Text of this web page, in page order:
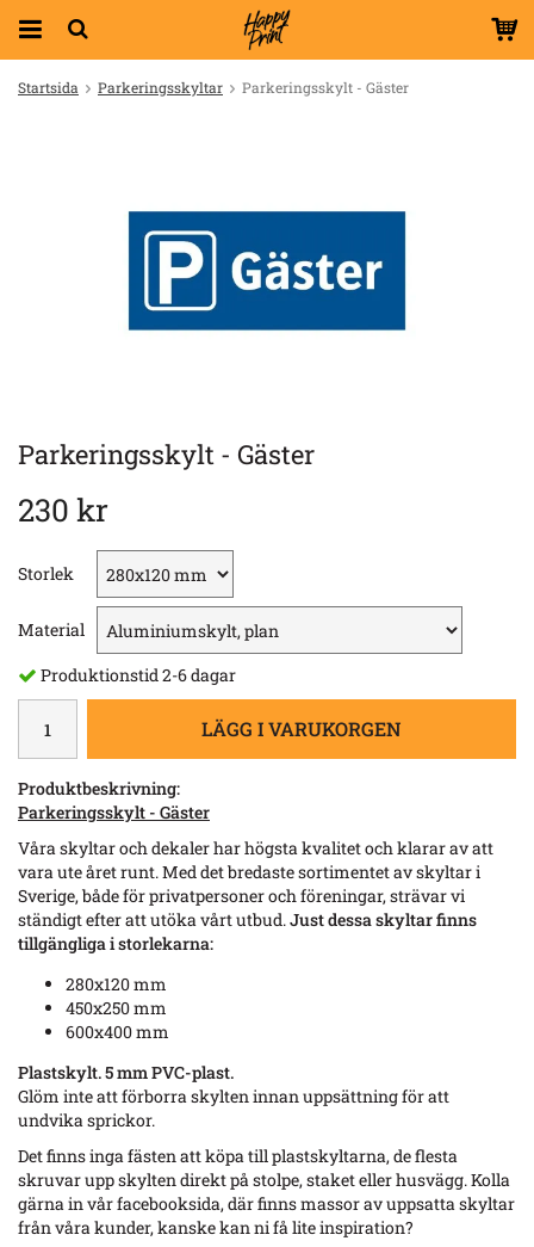
Startsida Parkeringsskyltar Parkeringsskylt - Gäster
Parkeringsskylt - Gäster
230 kr
Storlek
Material
Produktionstid 2-6 dagar
LÄGG I VARUKORGEN
Produktbeskrivning:
Parkeringsskylt - Gäster
Våra skyltar och dekaler har högsta kvalitet och klarar av att
vara ute året runt. Med det bredaste sortimentet av skyltar i
Sverige, både för privatpersoner och föreningar, strävar vi
ständigt efter att utöka vårt utbud.Just dessa skyltar finns
tillgängliga i storlekarna:
280x120 mm
450x250 mm
600x400 mm
Plastskylt. 5 mm PVC-plast.
Glöm inte att förborra skylten innan uppsättning för att
undvika sprickor.
Det finns inga fästen att köpa till plastskyltarna, de flesta
skruvar upp skylten direkt på stolpe, staket eller husvägg. Kolla
gärna in vår facebooksida, där finns massor av uppsatta skyltar
från våra kunder, kanske kan ni få lite inspiration?